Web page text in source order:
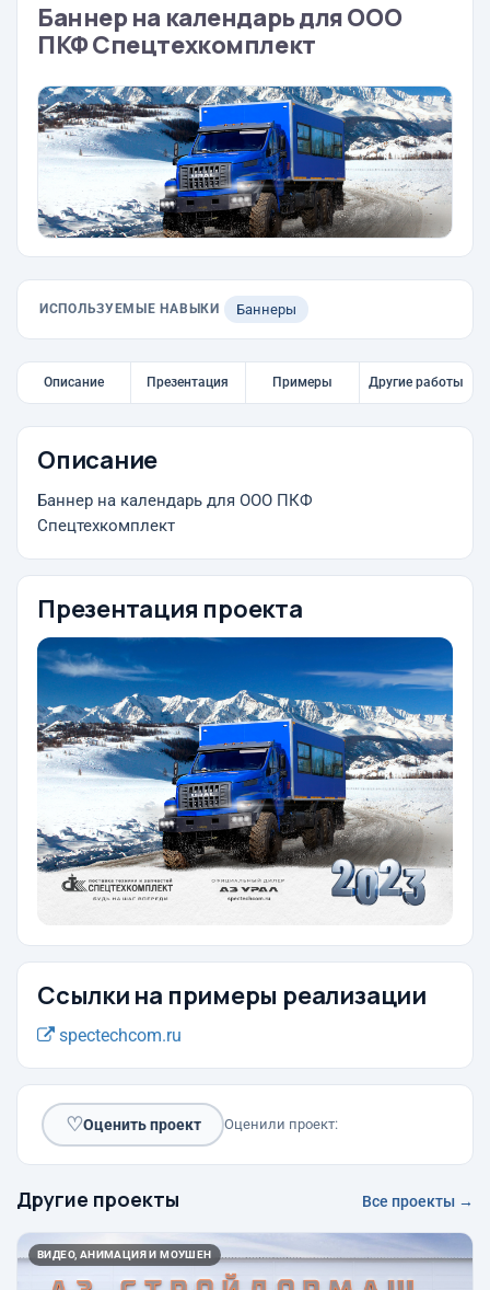
Баннер на календарь для ООО
ПКФ Спецтехкомплект
ИСПОЛЬЗУЕМЫЕ НАВЫКИ Баннеры
Описание Презентация Примеры Другие работы
Описание
Баннер на календарь для ООО ПКФ
Спецтехкомплект
Презентация проекта
Ссылки на примеры реализации
spectechcom.ru
♡Оценить проект Оценили проект:
Другие проекты Все проекты →
ВИДЕО, АНИМАЦИЯ И МОУШЕН